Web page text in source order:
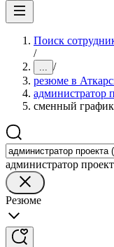
Поиск
/
... /
резюме в
администратор
сменный график
администратор
Резюме